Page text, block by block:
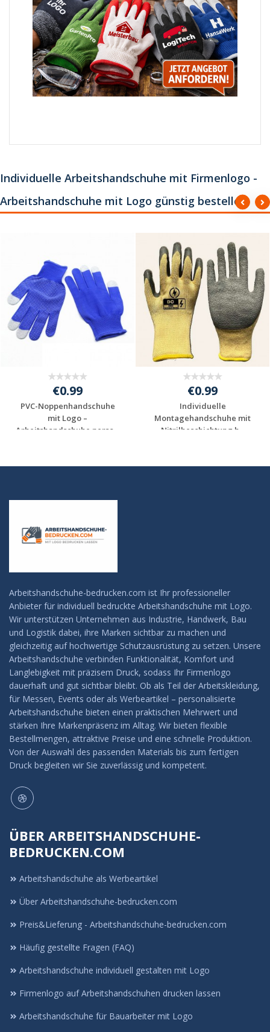
Individuelle Arbeitshandschuhe mit Firmenlogo -
Arbeitshandschuhe mit Logo günstig bestellen
€0.99
PVC-Noppenhandschuhe
mit Logo –
Arbeitshandschuhe perso...
€0.99
Individuelle
Montagehandschuhe mit
Nitrilbeschichtung b...
Arbeitshandschuhe-bedrucken.com ist Ihr professioneller
Anbieter für individuell bedruckte Arbeitshandschuhe mit Logo.
Wir unterstützen Unternehmen aus Industrie, Handwerk, Bau
und Logistik dabei, ihre Marken sichtbar zu machen und
gleichzeitig auf hochwertige Schutzausrüstung zu setzen. Unsere
Arbeitshandschuhe verbinden Funktionalität, Komfort und
Langlebigkeit mit präzisem Druck, sodass Ihr Firmenlogo
dauerhaft und gut sichtbar bleibt. Ob als Teil der Arbeitskleidung,
für Messen, Events oder als Werbeartikel – personalisierte
Arbeitshandschuhe bieten einen praktischen Mehrwert und
stärken Ihre Markenpräsenz im Alltag. Wir bieten flexible
Bestellmengen, attraktive Preise und eine schnelle Produktion.
Von der Auswahl des passenden Materials bis zum fertigen
Druck begleiten wir Sie zuverlässig und kompetent.
ÜBER ARBEITSHANDSCHUHE-
BEDRUCKEN.COM
Arbeitshandschuhe als Werbeartikel
Über Arbeitshandschuhe-bedrucken.com
Preis&Lieferung - Arbeitshandschuhe-bedrucken.com
Häufig gestellte Fragen (FAQ)
Arbeitshandschuhe individuell gestalten mit Logo
Firmenlogo auf Arbeitshandschuhen drucken lassen
Arbeitshandschuhe für Bauarbeiter mit Logo